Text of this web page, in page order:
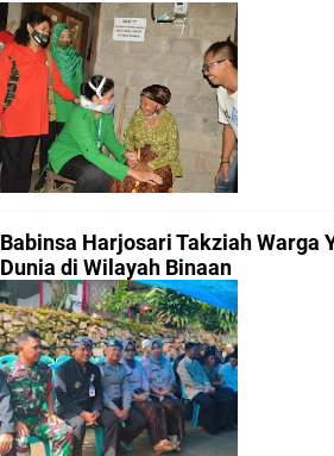
Babinsa Harjosari Takziah Warga
Dunia di Wilayah Binaan